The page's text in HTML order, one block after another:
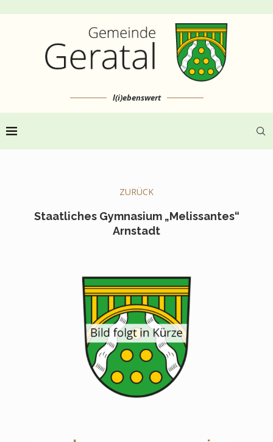
l(i)ebenswert
ZURÜCK
Staatliches Gymnasium „Melissantes“
Arnstadt